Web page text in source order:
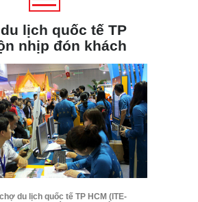
lịch quốc tế TP
nhịp đón khách
du lịch quốc tế TP HCM (ITE-